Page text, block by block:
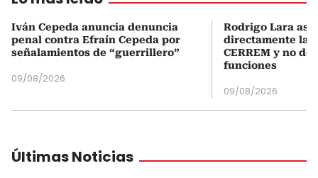
Iván Cepeda anuncia denuncia
penal contra Efraín Cepeda por
señalamientos de “guerrillero”
09/08/2026
Rodrigo Lara
directamente la
CERREM y no
funciones
09/08/2026
Últimas Noticias